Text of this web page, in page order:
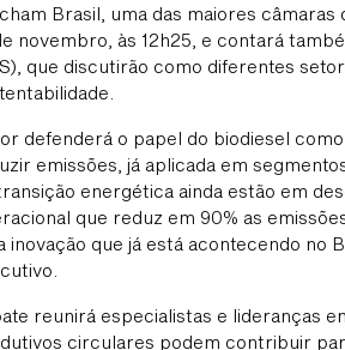
Brasil, uma das maiores
novembro, às 12h25, e contará
que discutirão como diferentes
defenderá o papel do biodiesel
emissões, já aplicada em
energética ainda estão em
que reduz em 90% as
inovação que já está acontecendo no
reunirá especialistas e lideranças
circulares podem contribuir